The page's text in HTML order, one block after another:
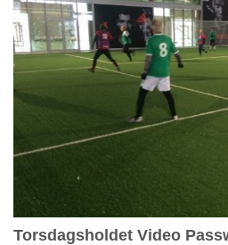
Torsdagsholdet Video